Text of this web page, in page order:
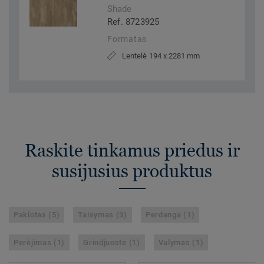
Shade
Ref. 8723925
Formatas
Lentelė 194 x 2281 mm
Raskite tinkamus priedus ir
susijusius produktus
Paklotas (5) Taisymas (3) Perdanga (1)
Perėjimas (1) Grindjuostė (1) Valymas (1)